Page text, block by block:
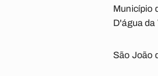
Município
D'água da
São João